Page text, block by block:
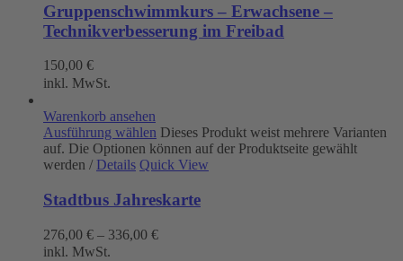
Gruppenschwimmkurs – Erwachsene –
Technikverbesserung im Freibad
150,00 €
inkl. MwSt.
Warenkorb ansehen
Ausführung wählen Dieses Produkt weist mehrere Varianten
auf. Die Optionen können auf der Produktseite gewählt
werden / Details Quick View
Stadtbus Jahreskarte
276,00 € – 336,00 €
inkl. MwSt.